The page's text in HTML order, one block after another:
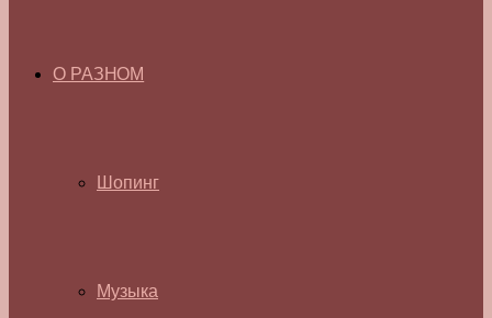
О РАЗНОМ
Шопинг
Музыка